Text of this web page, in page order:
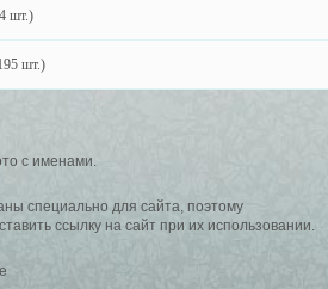
шт.)
шт.)
с именами.
специально для сайта, поэтому
ссылку на сайт при их использовании.